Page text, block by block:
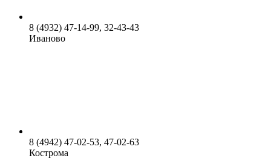
8 (4932) 47-14-99, 32-43-43
Иваново
8 (4942) 47-02-53, 47-02-63
Кострома